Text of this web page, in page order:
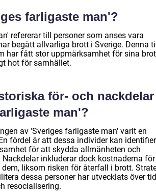
farligaste man'?
refererar till personer som anses vara
begått allvarliga brott i Sverige. Denna
har fått stor uppmärksamhet för sina
hot för samhället.
för- och nackdelar
man'?
av 'Sveriges farligaste man' varit en
fördel är att dessa individer kan
för att skydda allmänheten och
inkluderar dock kostnaderna
liksom risken för återfall i brott.
dessa personer har utvecklats över
resocialisering.